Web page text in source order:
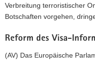
Verbreitung terroristischer
Botschaften vorgehen,
Reform des Visa-
(AV) Das Europäische